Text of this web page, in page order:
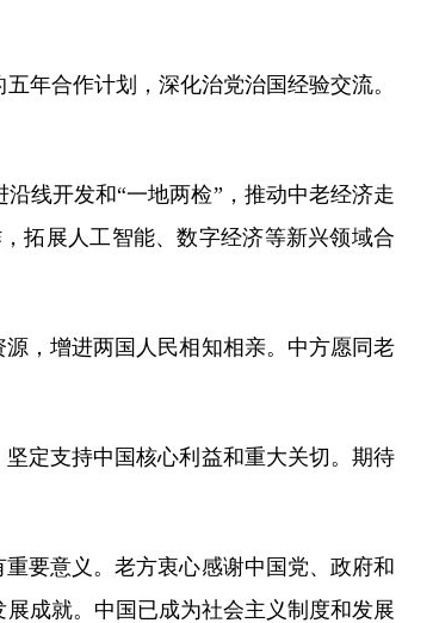
合作计划，深化治党治国经验交流。
线开发和“一地两检”，推动中老经济走
拓展人工智能、数字经济等新兴领域合
，增进两国人民相知相亲。中方愿同老
定支持中国核心利益和重大关切。期待
要意义。老方衷心感谢中国党、政府和
成就。中国已成为社会主义制度和发展